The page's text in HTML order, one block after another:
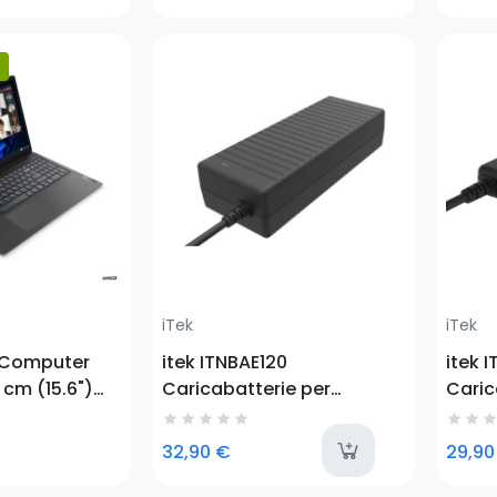
(15.6")
iTek
itek ITNBAE120
Caricabatterie per
dispositivi mobili
Computer portatile, Tablet
Nero AC Interno
32,90 €
iTek
itek